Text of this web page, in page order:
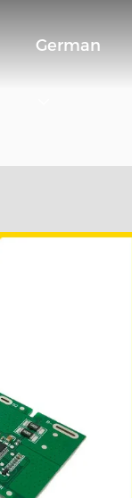
German